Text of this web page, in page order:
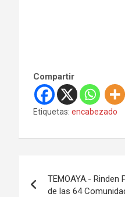
Compartir
Etiquetas: encabezado
TEMOAYA.-
de las 64